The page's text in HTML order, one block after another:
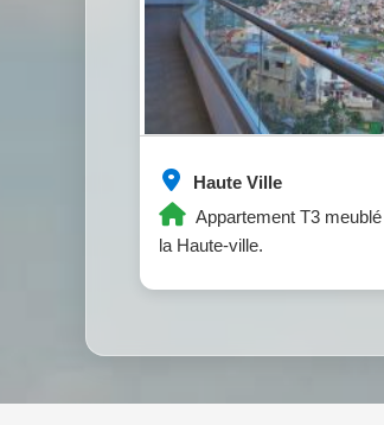
Haute Ville
Appartement T3
la Haute-ville.